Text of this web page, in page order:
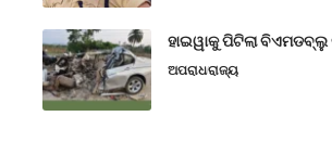
ହାଇୱାକୁ ପିଟିଲା ବିଏମଡବ୍ଲୁ
ଅପରାଧରାଜ୍ୟ